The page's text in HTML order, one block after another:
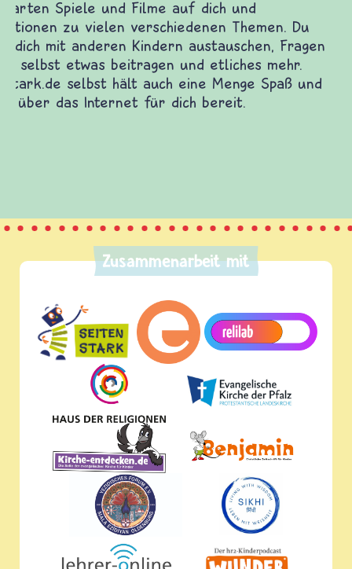
frieden-fragen.de ist ein Internet-Angebot für
Kinder, Eltern und ErzieherInnen das zu
Fragen von Krieg und Frieden, Streit und
Gewalt informiert und einen Austausch zu
diesem Themenbereich ermöglicht. frieden-
fragen.de bietet Antworten auf wichtige
Zusammenarbeit mit